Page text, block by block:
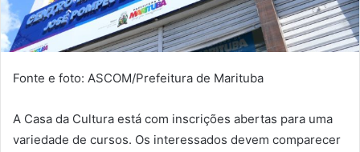
Fonte e foto: ASCOM/Prefeitura de Marituba
A Casa da Cultura está com inscrições abertas para uma
variedade de cursos. Os interessados devem comparecer